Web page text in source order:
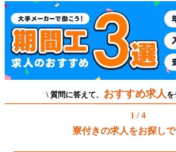
\ 質問に答えて、 おすすめ求人
1 / 4
寮付きの求人をお探し